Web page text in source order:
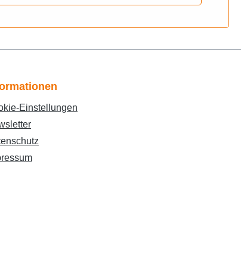
> Elektrik,
> Elektrik, SchlösserMBK > STUNT
> ElektrikSUZUKI > Roller 50cc >
> Roller 50cc > Zillion LC >
50 CC > JOG R/RR 50cc (CY) >
> Roller 50 CC >
> Fahrgestell, Aufbau, Elektrik,
Einstellungen